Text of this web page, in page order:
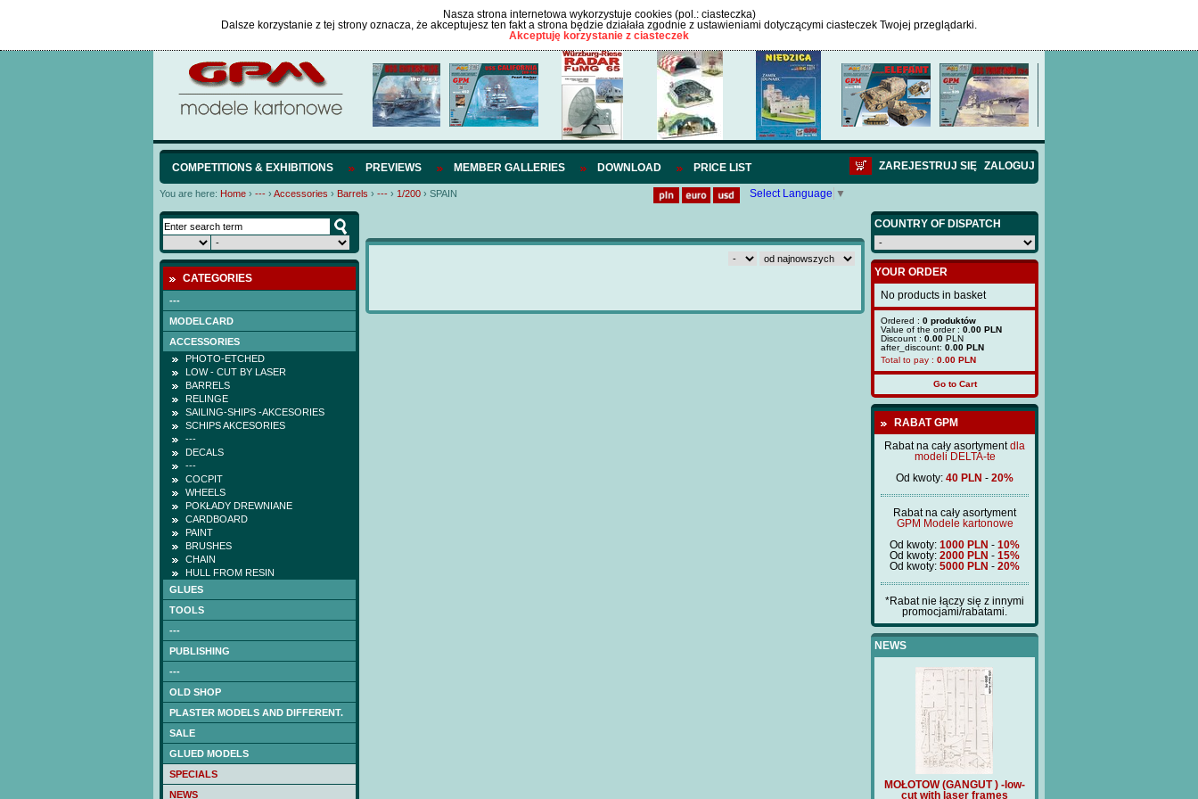
Nasza strona internetowa wykorzystuje cookies (pol.: ciasteczka)
Dalsze korzystanie z tej strony oznacza, że akceptujesz ten fakt a strona będzie działała zgodnie z ustawieniami dotyczącymi ciasteczek Twojej przeglądarki.
Akceptuję korzystanie z ciasteczek
COMPETITIONS & EXHIBITIONS PREVIEWS MEMBER GALLERIES DOWNLOAD PRICE LIST ZALOGUJ
ZAREJESTRUJ SIĘ
You are here: Home › --- › Accessories › Barrels › --- › 1/200 › SPAIN Select Language ▼
CATEGORIES
---
MODELCARD
ACCESSORIES
PHOTO-ETCHED
LOW - CUT BY LASER
BARRELS
RELINGE
SAILING-SHIPS -AKCESORIES
SCHIPS AKCESORIES
---
DECALS
---
COCPIT
WHEELS
POKŁADY DREWNIANE
CARDBOARD
PAINT
BRUSHES
CHAIN
HULL FROM RESIN
GLUES
TOOLS
---
PUBLISHING
---
OLD SHOP
PLASTER MODELS AND DIFFERENT.
SALE
GLUED MODELS
SPECIALS
NEWS
COUNTRY OF DISPATCH
YOUR ORDER
No products in basket
Ordered : 0 produktów
Value of the order : 0.00 PLN
Discount : 0.00 PLN
after_discount: 0.00 PLN
Total to pay : 0.00 PLN
Go to Cart
RABAT GPM
Rabat na cały asortymentdla
modeli DELTA-te
Od kwoty: 40 PLN - 20%
Rabat na cały asortyment
GPM Modele kartonowe
Od kwoty: 1000 PLN - 10%
Od kwoty: 2000 PLN - 15%
Od kwoty: 5000 PLN - 20%
*Rabat nie łączy się z innymi
promocjami/rabatami.
NEWS
MOŁOTOW (GANGUT ) -low-
cut with laser frames
Price:180 PLN